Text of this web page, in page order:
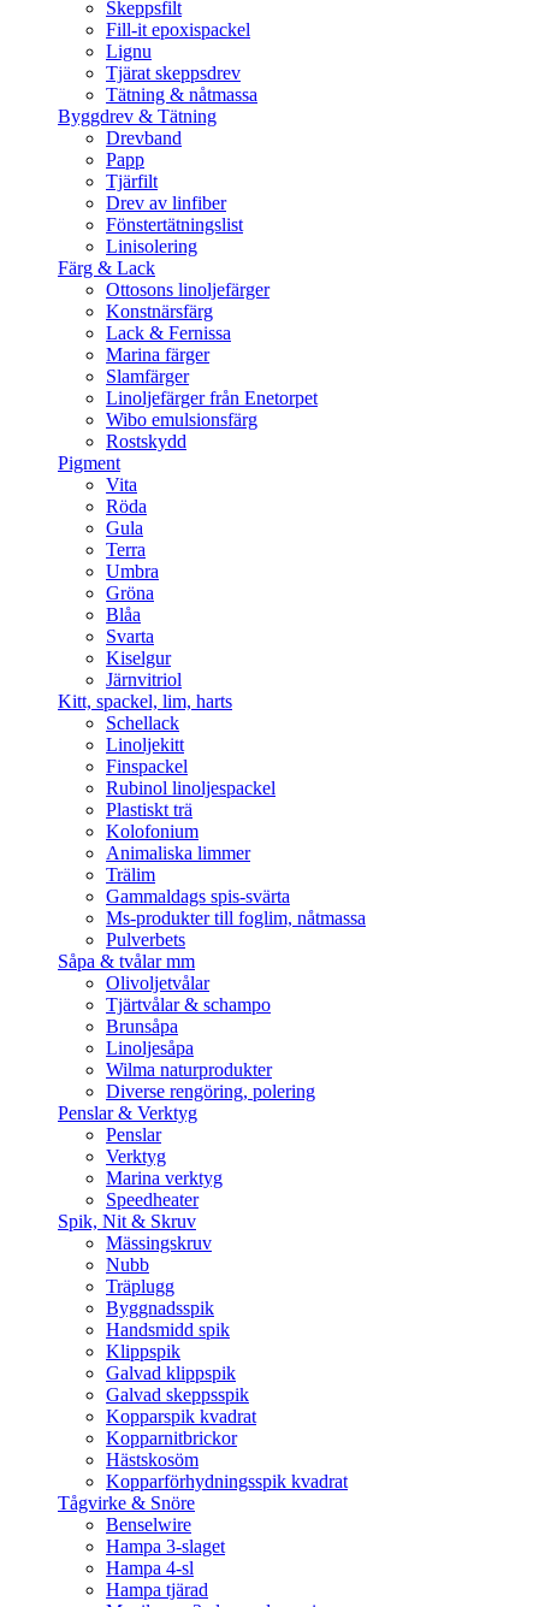
Skeppsfilt
Fill-it epoxispackel
Lignu
Tjärat skeppsdrev
Tätning & nåtmassa
Byggdrev & Tätning
Drevband
Papp
Tjärfilt
Drev av linfiber
Fönstertätningslist
Linisolering
Färg & Lack
Ottosons linoljefärger
Konstnärsfärg
Lack & Fernissa
Marina färger
Slamfärger
Linoljefärger från Enetorpet
Wibo emulsionsfärg
Rostskydd
Pigment
Vita
Röda
Gula
Terra
Umbra
Gröna
Blåa
Svarta
Kiselgur
Järnvitriol
Kitt, spackel, lim, harts
Schellack
Linoljekitt
Finspackel
Rubinol linoljespackel
Plastiskt trä
Kolofonium
Animaliska limmer
Trälim
Gammaldags spis-svärta
Ms-produkter till foglim, nåtmassa
Pulverbets
Såpa & tvålar mm
Olivoljetvålar
Tjärtvålar & schampo
Brunsåpa
Linoljesåpa
Wilma naturprodukter
Diverse rengöring, polering
Penslar & Verktyg
Penslar
Verktyg
Marina verktyg
Speedheater
Spik, Nit & Skruv
Mässingskruv
Nubb
Träplugg
Byggnadsspik
Handsmidd spik
Klippspik
Galvad klippspik
Galvad skeppsspik
Kopparspik kvadrat
Kopparnitbrickor
Hästskosöm
Kopparförhydningsspik kvadrat
Tågvirke & Snöre
Benselwire
Hampa 3-slaget
Hampa 4-sl
Hampa tjärad